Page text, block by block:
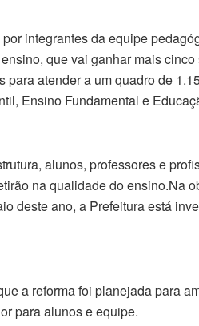
integrantes da equipe
que vai ganhar mais
para atender a um quadro de
Ensino Fundamental e
alunos, professores e
na qualidade do ensino.Na
deste ano, a Prefeitura está
a reforma foi planejada para
para alunos e equipe.